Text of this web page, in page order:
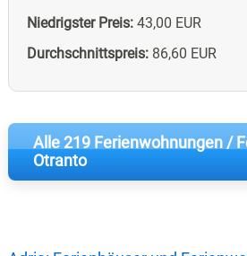
Niedrigster Preis:43,00 EUR
Durchschnittspreis:86,60 EUR
Alle 219 Ferienwohnungen /
Otranto